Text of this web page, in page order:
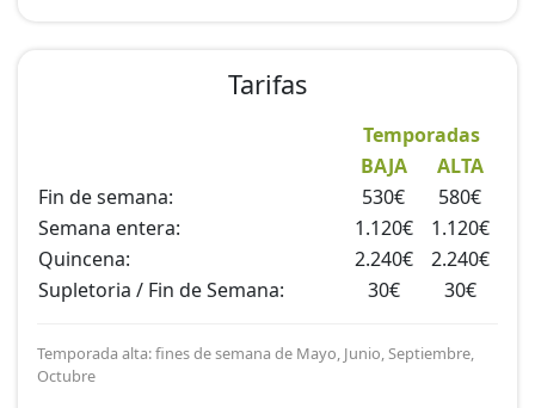
Tarifas
Temporadas
BAJA
ALTA
Fin de semana:
530€
580€
Semana entera:
1.120€
1.120€
Quincena:
2.240€
2.240€
Supletoria / Fin de Semana:
30€ 30€
Temporada alta: fines de semana de Mayo, Junio, Septiembre,
Octubre